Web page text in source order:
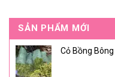
SẢN PHẨM MỚI
Cỏ Bồng Bông